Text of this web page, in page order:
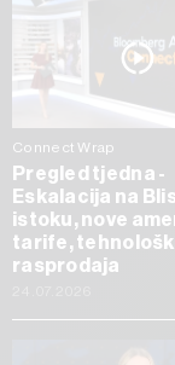
Connect Wrap
Pregled tjedna -
Eskalacija na
istoku, nove
tarife,
rasprodaja